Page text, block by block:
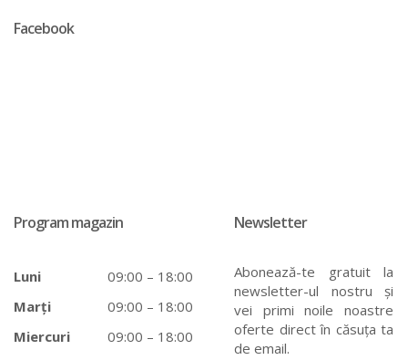
Facebook
Program magazin
Luni
09:00 – 18:00
Marți
09:00 – 18:00
Miercuri
09:00 – 18:00
Newsletter
Abonează-te gratuit la
newsletter-ul nostru și
vei primi noile noastre
oferte direct în căsuța ta
de email.